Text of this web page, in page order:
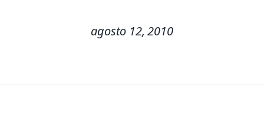
agosto 12, 2010